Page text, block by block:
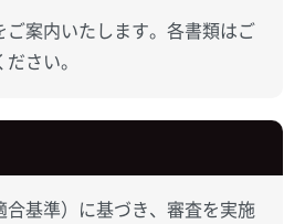
案内いたします。各書類はご
さい。
基準）に基づき、審査を実施